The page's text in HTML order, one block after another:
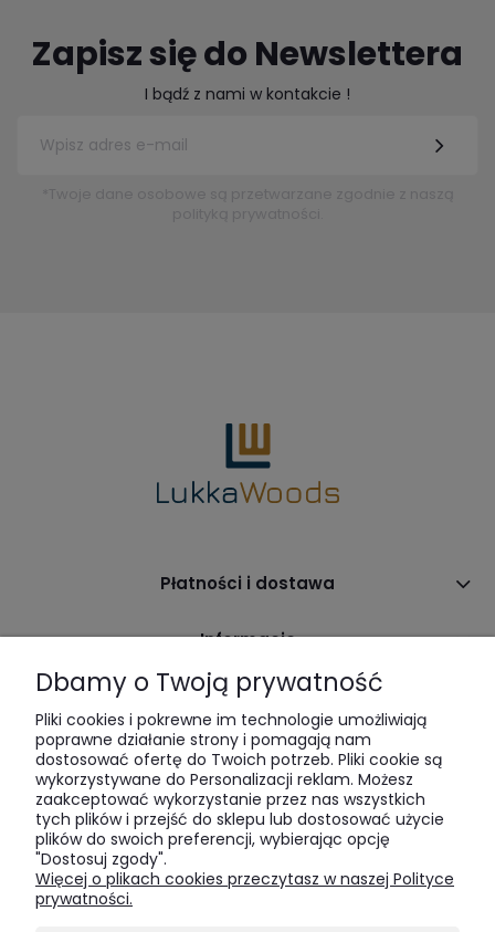
Zapisz się do Newslettera
I bądź z nami w kontakcie !
Płatności i dostawa
Informacje
O nas
LukkaWoods | ul. Sienna 64 | 00-825 Warszawa | tel:
520 | e-mail:bok@lukkawoods.pl
Dbamy o Twoją prywatność
Pliki cookies i pokrewne im technologie umożliwiają
poprawne działanie strony i pomagają nam
dostosować ofertę do Twoich potrzeb. Pliki cookie są
wykorzystywane do Personalizacji reklam. Możesz
zaakceptować wykorzystanie przez nas wszystkich
tych plików i przejść do sklepu lub dostosować użycie
plików do swoich preferencji, wybierając opcję
"Dostosuj zgody".
Więcej o plikach cookies przeczytasz w naszej Polityce
prywatności.